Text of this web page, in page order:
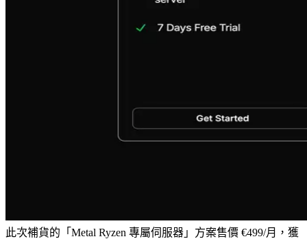
此次補貨的「Metal Ryzen 專屬伺服器」方案售價 €499/月，獲